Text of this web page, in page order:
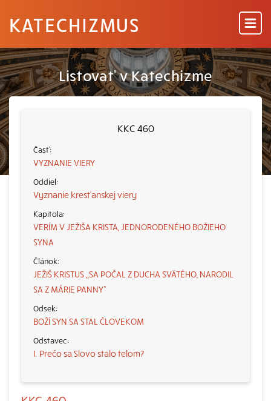
KATECHIZMUS
Listovať v Katechizme
KKC 460
VYZNANIE VIERY
Vyznanie kresťanskej viery
VERÍM V JEŽIŠA KRISTA, JEDNORODENÉHO BOŽIEHO
SYNA
JEŽIŠ KRISTUS „SA POČAL Z DUCHA SVÄTÉHO, NARODIL
SA Z MÁRIE PANNY“
BOŽÍ SYN SA STAL ČLOVEKOM
I. Prečo sa Slovo stalo telom?